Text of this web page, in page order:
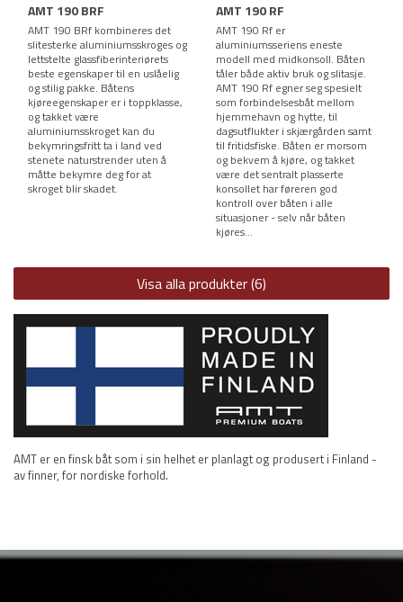
AMT 190 BRF
AMT 190 BRf kombineres det
slitesterke aluminiumsskroges og
lettstelte glassfiberinteriørets
beste egenskaper til en uslåelig
og stilig pakke. Båtens
kjøreegenskaper er i toppklasse,
og takket være
aluminiumsskroget kan du
bekymringsfritt ta i land ved
stenete naturstrender uten å
måtte bekymre deg for at
skroget blir skadet.
AMT 190 RF
AMT 190 Rf er
aluminiumsseriens eneste
modell med midkonsoll. Båten
tåler både aktiv bruk og slitasje.
AMT 190 Rf egner seg spesielt
som forbindelsesbåt mellom
hjemmehavn og hytte, til
dagsutflukter i skjærgården samt
til fritidsfiske. Båten er morsom
og bekvem å kjøre, og takket
være det sentralt plasserte
konsollet har føreren god
kontroll over båten i alle
situasjoner - selv når båten
kjøres...
Visa alla produkter (6)
AMT er en finsk båt som i sin helhet er planlagt og produsert i Finland -
av finner, for nordiske forhold.